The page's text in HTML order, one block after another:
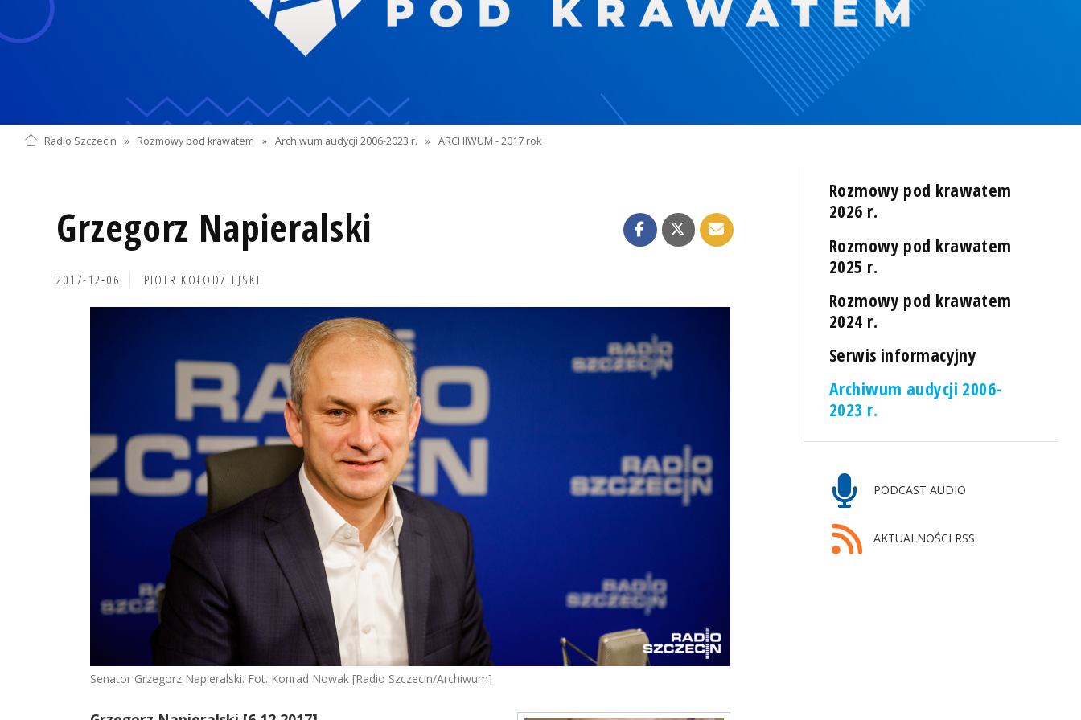
Radio Szczecin » Rozmowy pod krawatem » Archiwum audycji 2006-2023 r. » ARCHIWUM - 2017 rok
Grzegorz Napieralski
2017-12-06 PIOTR KOŁODZIEJSKI
Senator Grzegorz Napieralski. Fot. Konrad Nowak [Radio Szczecin/Archiwum]
Rozmowy pod krawatem
2026 r.
Rozmowy pod krawatem
2025 r.
Rozmowy pod krawatem
2024 r.
Serwis informacyjny
Archiwum audycji 2006-
2023 r.
PODCAST AUDIO
AKTUALNOŚCI RSS